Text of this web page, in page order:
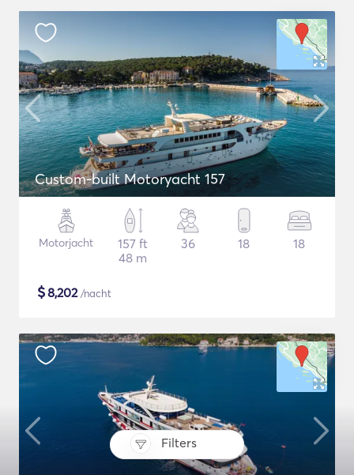
Filters
Custom-built Motoryacht 157
Motorjacht
157 ft
48 m
36 18 18
$8,202/nacht